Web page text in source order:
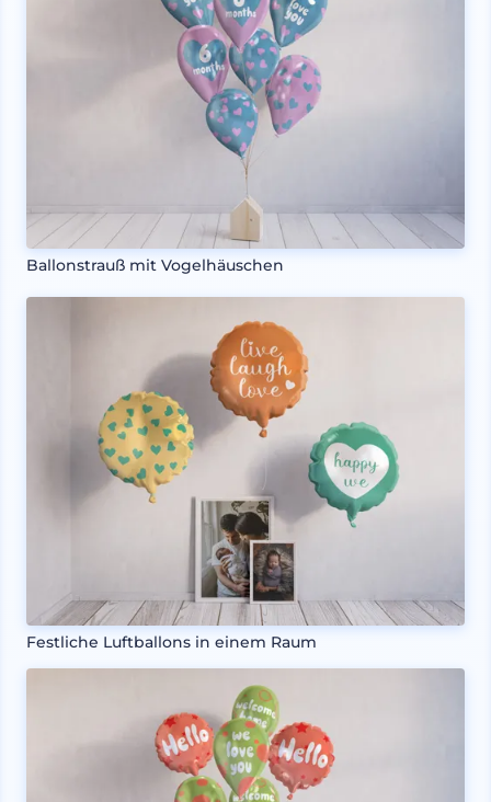
Ballonstrauß mit Vogelhäuschen
Festliche Luftballons in einem Raum